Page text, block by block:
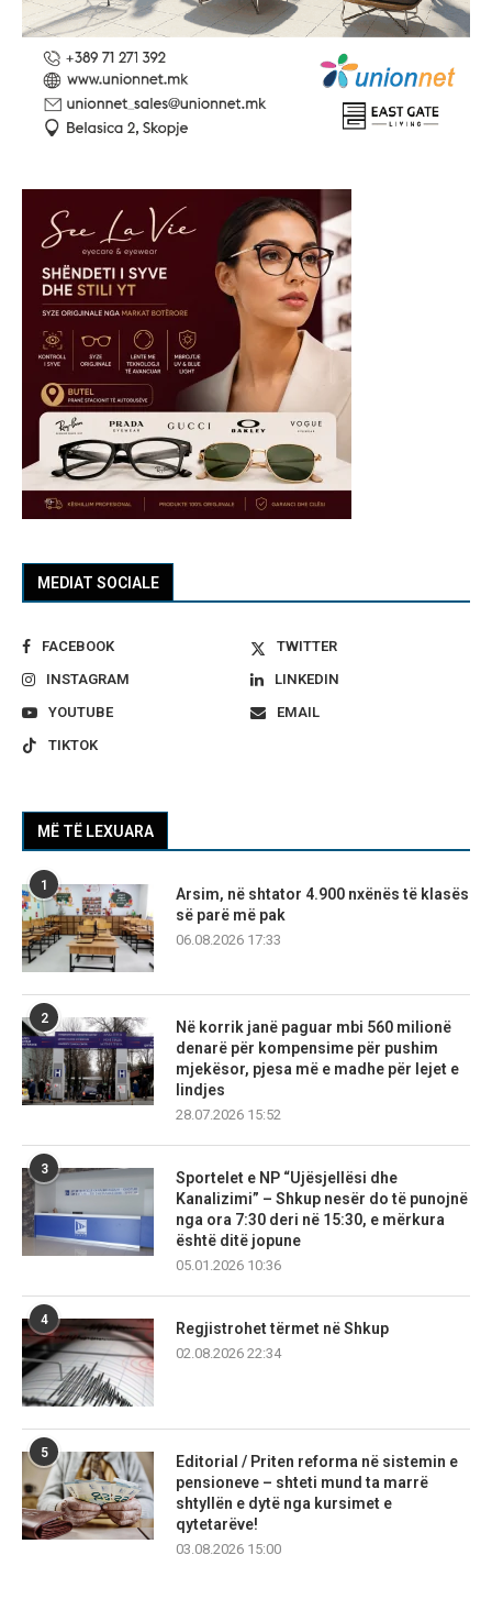
MEDIAT SOCIALE
FACEBOOK
TWITTER
INSTAGRAM
LINKEDIN
YOUTUBE
EMAIL
TIKTOK
MË TË LEXUARA
1
Arsim, në shtator 4.900 nxënës të klasës
së parë më pak
06.08.2026 17:33
2
Në korrik janë paguar mbi 560 milionë
denarë për kompensime për pushim
mjekësor, pjesa më e madhe për lejet e
lindjes
28.07.2026 15:52
3
Sportelet e NP “Ujësjellësi dhe
Kanalizimi” – Shkup nesër do të punojnë
nga ora 7:30 deri në 15:30, e mërkura
është ditë jopune
05.01.2026 10:36
4
Regjistrohet tërmet në Shkup
02.08.2026 22:34
5
Editorial / Priten reforma në sistemin e
pensioneve – shteti mund ta marrë
shtyllën e dytë nga kursimet e
qytetarëve!
03.08.2026 15:00